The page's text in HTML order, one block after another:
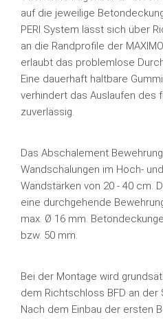
auf die jeweilige
PERI System lässt sich über
an die Randprofile der
erlaubt das problemlose
Eine dauerhaft haltbare
verhindert das Auslaufen des
zuverlässig.
Das Abschalement
Wandschalungen im Hoch-
Wandstärken von 20 - 40 cm.
eine durchgehende
max. Ø 16 mm.
bzw. 50 mm.
Bei der Montage wird
dem Richtschloss BFD an
Nach dem Einbau der ersten